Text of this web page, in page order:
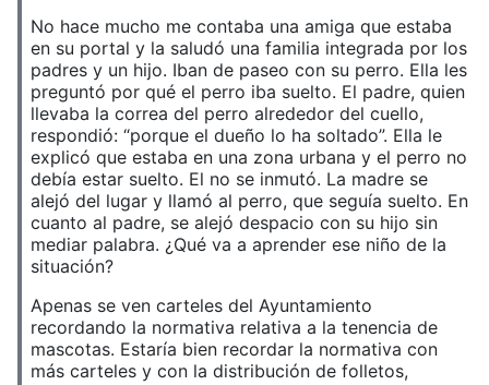
No hace mucho me contaba una amiga que estaba
en su portal y la saludó una familia integrada por los
padres y un hijo. Iban de paseo con su perro. Ella les
preguntó por qué el perro iba suelto. El padre, quien
llevaba la correa del perro alrededor del cuello,
respondió: “porque el dueño lo ha soltado”. Ella le
explicó que estaba en una zona urbana y el perro no
debía estar suelto. El no se inmutó. La madre se
alejó del lugar y llamó al perro, que seguía suelto. En
cuanto al padre, se alejó despacio con su hijo sin
mediar palabra. ¿Qué va a aprender ese niño de la
situación?
Apenas se ven carteles del Ayuntamiento
recordando la normativa relativa a la tenencia de
mascotas. Estaría bien recordar la normativa con
más carteles y con la distribución de folletos,